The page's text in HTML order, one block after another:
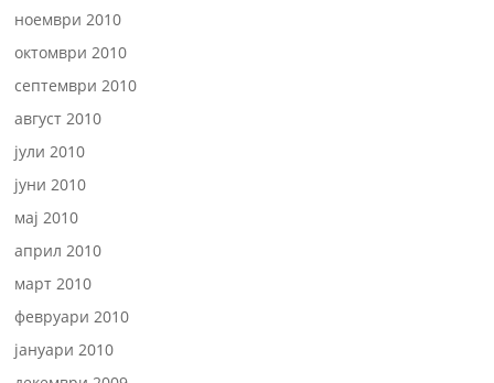
ноември 2010
октомври 2010
септември 2010
август 2010
јули 2010
јуни 2010
мај 2010
април 2010
март 2010
февруари 2010
јануари 2010